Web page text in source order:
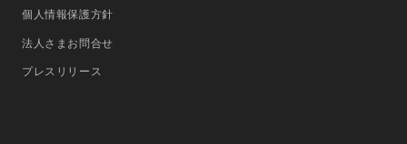
個人情報保護方針
法人さまお問合せ
プレスリリース